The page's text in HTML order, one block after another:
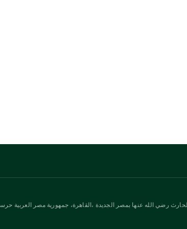
رضي الله عنها بمصر الجديدة ،القاهرة، جمهورية مصر العربية